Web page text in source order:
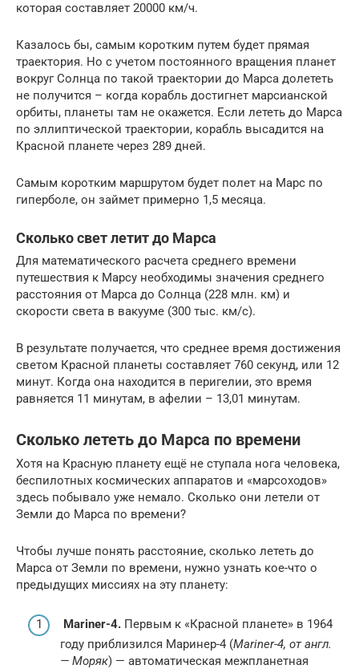
которая составляет 20000 км/ч.
Казалось бы, самым коротким путем будет прямая
траектория. Но с учетом постоянного вращения планет
вокруг Солнца по такой траектории до Марса долететь
не получится – когда корабль достигнет марсианской
орбиты, планеты там не окажется. Если лететь до Марса
по эллиптической траектории, корабль высадится на
Красной планете через 289 дней.
Самым коротким маршрутом будет полет на Марс по
гиперболе, он займет примерно 1,5 месяца.
Сколько свет летит до Марса
Для математического расчета среднего времени
путешествия к Марсу необходимы значения среднего
расстояния от Марса до Солнца (228 млн. км) и
скорости света в вакууме (300 тыс. км/с).
В результате получается, что среднее время достижения
светом Красной планеты составляет 760 секунд, или 12
минут. Когда она находится в перигелии, это время
равняется 11 минутам, в афелии – 13,01 минутам.
Сколько лететь до Марса по времени
Хотя на Красную планету ещё не ступала нога человека,
беспилотных космических аппаратов и «марсоходов»
здесь побывало уже немало. Сколько они летели от
Земли до Марса по времени?
Чтобы лучше понять расстояние, сколько лететь до
Марса от Земли по времени, нужно узнать кое-что о
предыдущих миссиях на эту планету:
Mariner-4. Первым к «Красной планете» в 1964
году приблизился Маринер-4 (Mariner-4, от англ.
— Моряк) — автоматическая межпланетная